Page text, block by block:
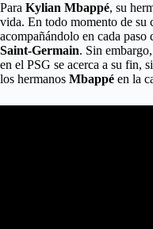
Para Kylian Mbappé, su
vida. En todo momento de su
acompañándolo en cada paso
Saint-Germain. Sin
en el PSG se acerca a su fin,
los hermanos Mbappé en la